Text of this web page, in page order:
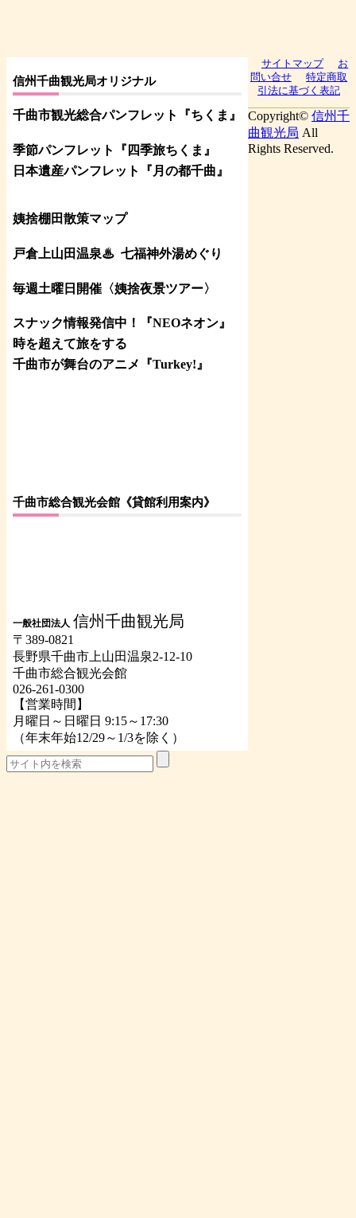
信州千曲観光局オリジナル
千曲市観光総合パンフレット 『ちくま 』
季節パンフレット『四季旅ちくま』
日本遺産パンフレット
『月の都千曲 』
姨捨棚田散策マップ
戸倉上山田温泉♨ 七福神外湯めぐり
毎週土曜日開催〈姨捨夜景ツアー〉
スナック情報発信中！『NEOネオン』
時を超えて旅をする
千曲市が舞台のアニメ『Turkey!』
千曲市総合観光会館《貸館利用案内》
一般社団法人 信州千曲観光局
〒389-0821
長野県千曲市上山田温泉2-12-10
千曲市総合観光会館
026-261-0300
【営業時間】
月曜日～日曜日 9:15～17:30
（年末年始12/29～1/3を除く）
サイトマップ
お
問い合せ
特定商取
引法に基づく表記
Copyright© 信州千
曲観光局 All
Rights Reserved.